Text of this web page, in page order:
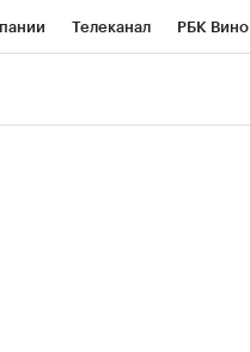
Телеканал РБК Вино